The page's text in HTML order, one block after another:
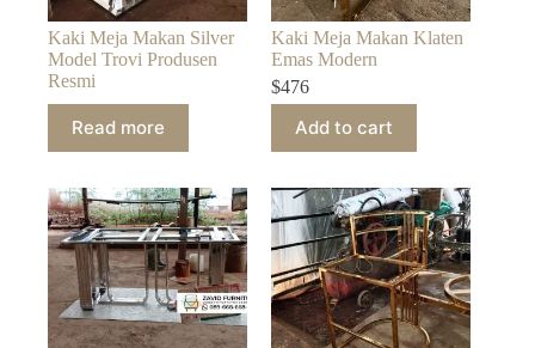
Kaki Meja Makan Silver
Model Trovi Produsen
Resmi
Read more
Kaki Meja Makan Klaten
Emas Modern
$476
Add to cart